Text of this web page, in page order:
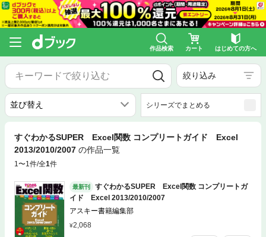
作品検索 カート はじめての方へ
絞り込み
シリーズでまとめる
すぐわかるSUPER Excel関数 コンプリートガイド Excel
2013/2010/2007 の作品一覧
1〜1件/全1件
最新刊
すぐわかるSUPER Excel関数 コンプリートガ
イド Excel 2013/2010/2007
アスキー書籍編集部
2,068